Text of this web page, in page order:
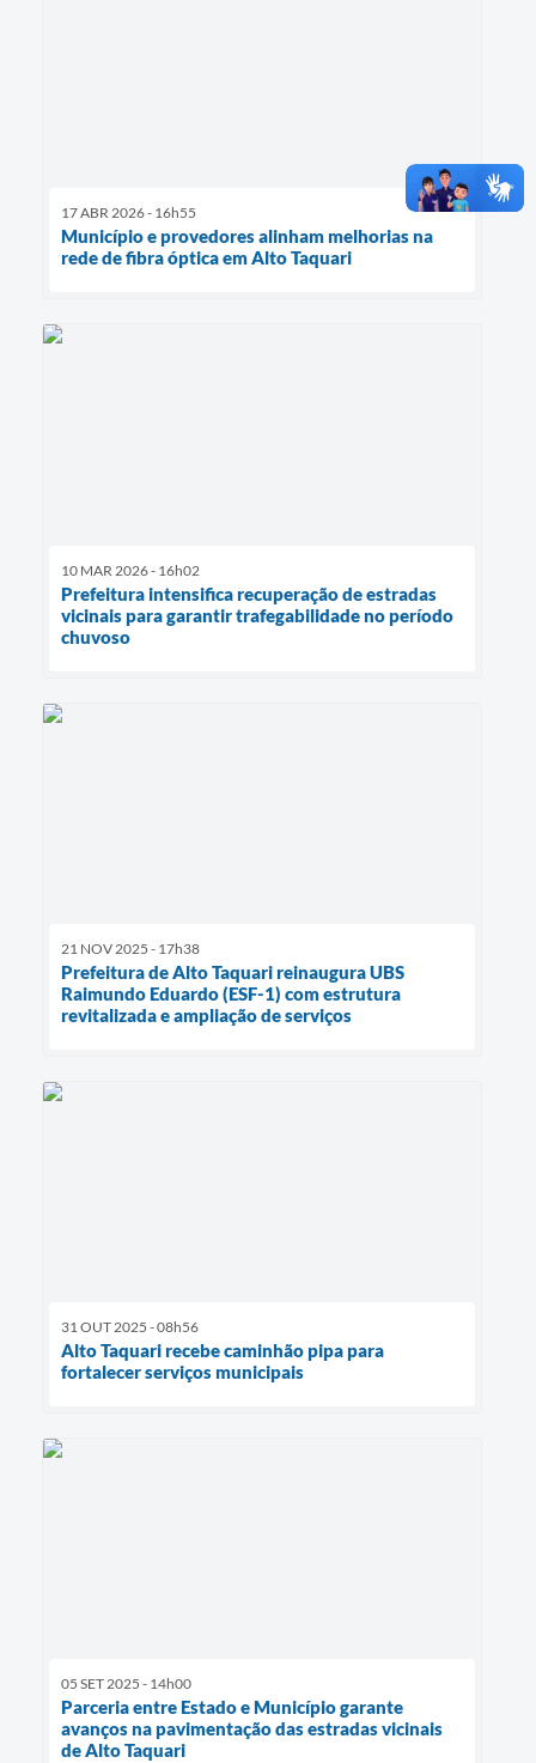
17 ABR 2026 - 16h55
Município e provedores alinham melhorias na
rede de fibra óptica em Alto Taquari
10 MAR 2026 - 16h02
Prefeitura intensifica recuperação de estradas
vicinais para garantir trafegabilidade no período
chuvoso
21 NOV 2025 - 17h38
Prefeitura de Alto Taquari reinaugura UBS
Raimundo Eduardo (ESF-1) com estrutura
revitalizada e ampliação de serviços
31 OUT 2025 - 08h56
Alto Taquari recebe caminhão pipa para
fortalecer serviços municipais
05 SET 2025 - 14h00
Parceria entre Estado e Município garante
avanços na pavimentação das estradas vicinais
de Alto Taquari